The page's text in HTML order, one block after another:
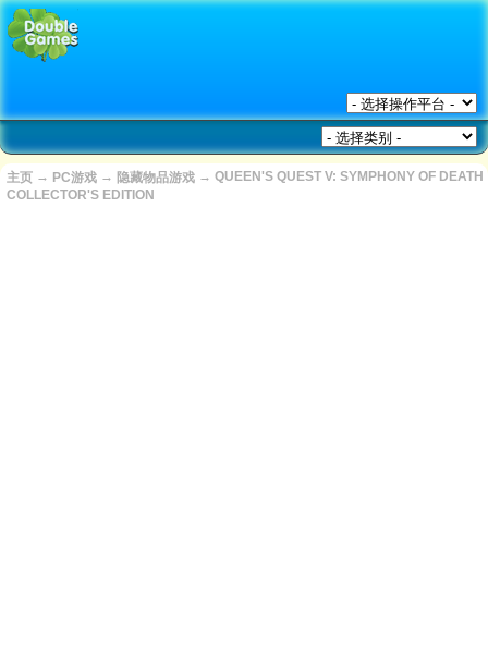
主页 → PC游戏 → 隐藏物品游戏 → QUEEN'S QUEST V: SYMPHONY OF DEATH
COLLECTOR'S EDITION